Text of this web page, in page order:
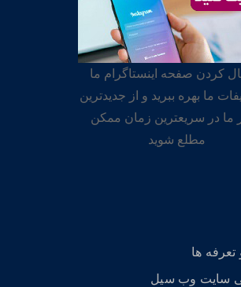
کردن صفحه اینستاگرام ما
ما بهره ببرید و از جدیدترین
ما در سریعترین زمان ممکن
مطلع شوید
ها
سایت وب سیل